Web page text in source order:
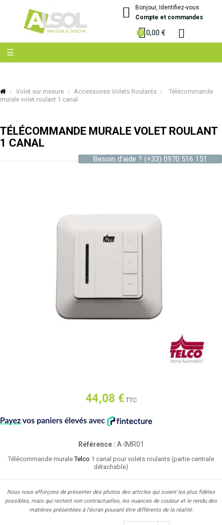
Bonjour, Identifiez-vous
Compte et commandes
0,00 €
Basculer
la
☰
Volet sur mesure Accessoires Volets Roulants
Télécommande
murale volet roulant 1 canal
TÉLÉCOMMANDE MURALE VOLET ROULANT
1 CANAL
Besoin d'aide ? (+33) 0970 516 151
44,08 €TTC
Référence : A-IMR01
Télécommande muraleTelco 1 canal pour volets roulants (partie centrale
détachable)
Nous nous efforçons de présenter des photos des articles qui soient les plus fidèles
possibles, mais qui restent non contractuelles, les nuances de couleur et le rendu des
matières présentées à l’écran pouvant être différents de la réalité.